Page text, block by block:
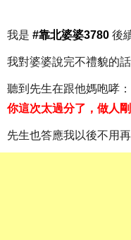
我是 #靠北婆婆3780 後
我對婆婆說完不禮貌的
聽到先生在跟他媽咆哮：
你這次太過分了，做人剛
先生也答應我以後不用